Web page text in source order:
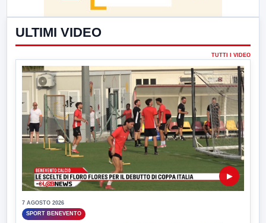
ULTIMI VIDEO
TUTTI I VIDEO
▶
7 AGOSTO 2026
SPORT BENEVENTO